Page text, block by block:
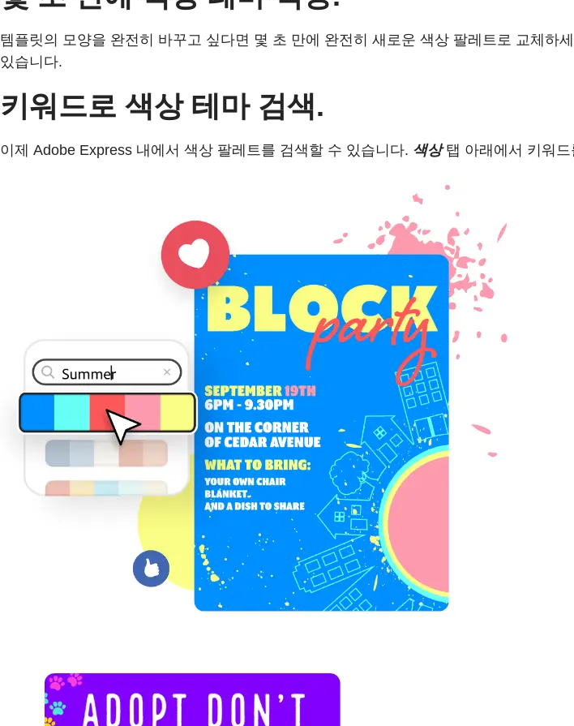
템플릿의 모양을 완전히 바꾸고 싶다면 몇 초 만에 완전히 새로운 색상 팔레트로 교체
있습니다.
키워드로 색상 테마 검색.
이제 Adobe Express 내에서 색상 팔레트를 검색할 수 있습니다. 색상탭 아래에서 키워드